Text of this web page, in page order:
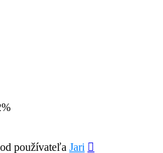
od používateľa Jari